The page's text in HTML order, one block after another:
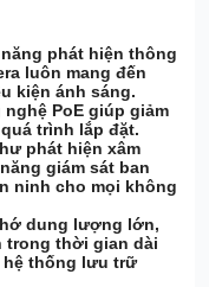
phát hiện thông
luôn mang đến
kiện ánh sáng.
nghệ PoE giúp giảm
trình lắp đặt.
phát hiện xâm
giám sát ban
ninh cho mọi không
dung lượng lớn,
trong thời gian dài
hệ thống lưu trữ